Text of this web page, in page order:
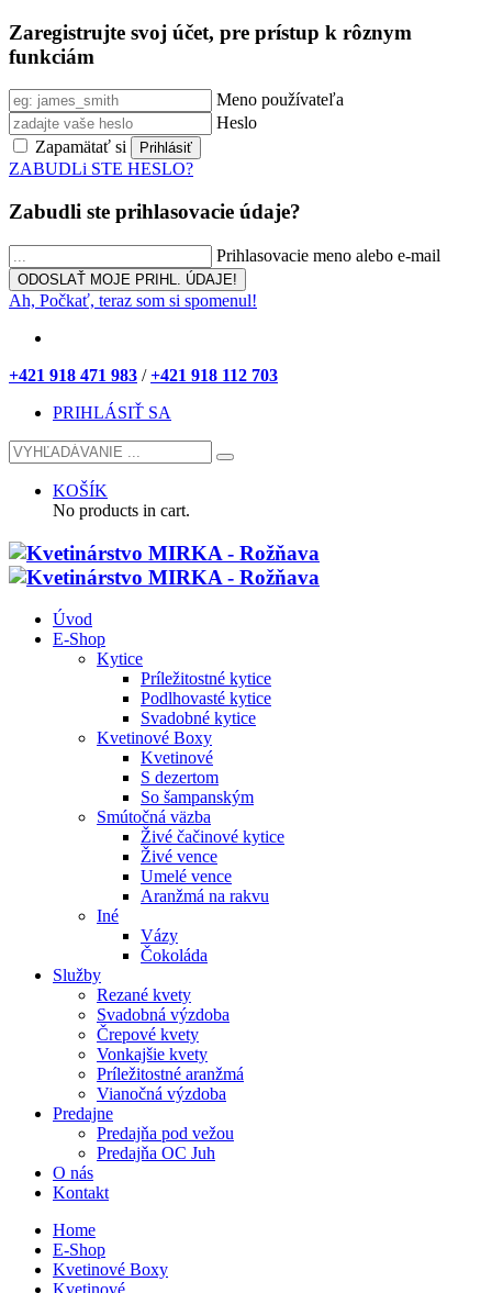
Zaregistrujte svoj účet, pre prístup k rôznym
funkciám
Meno používateľa
Heslo
Zapamätať si
ZABUDLi STE HESLO?
Zabudli ste prihlasovacie údaje?
Prihlasovacie meno alebo e-mail
Ah, Počkať, teraz som si spomenul!
+421 918 471 983 /+421 918 112 703
PRIHLÁSIŤ SA
KOŠÍK
No products in cart.
Úvod
E-Shop
Kytice
Príležitostné kytice
Podlhovasté kytice
Svadobné kytice
Kvetinové Boxy
Kvetinové
S dezertom
So šampanským
Smútočná väzba
Živé čačinové kytice
Živé vence
Umelé vence
Aranžmá na rakvu
Iné
Vázy
Čokoláda
Služby
Rezané kvety
Svadobná výzdoba
Črepové kvety
Vonkajšie kvety
Príležitostné aranžmá
Vianočná výzdoba
Predajne
Predajňa pod vežou
Predajňa OC Juh
O nás
Kontakt
Home
E-Shop
Kvetinové Boxy